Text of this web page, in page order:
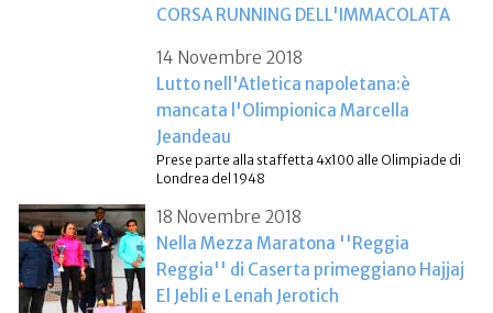
CORSA RUNNING DELL'IMMACOLATA
14 Novembre 2018
Lutto nell'Atletica napoletana:è
mancata l'Olimpionica Marcella
Jeandeau
Prese parte alla staffetta 4x100 alle Olimpiade di
Londrea del 1948
18 Novembre 2018
Nella Mezza Maratona ''Reggia
Reggia'' di Caserta primeggiano Hajjaj
El Jebli e Lenah Jerotich